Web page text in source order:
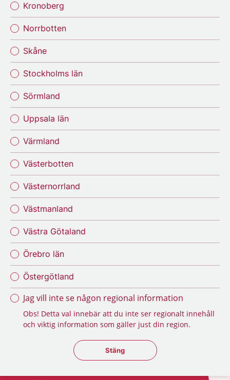
Kronoberg
Norrbotten
Skåne
Stockholms län
Sörmland
Uppsala län
Värmland
Västerbotten
Västernorrland
Västmanland
Västra Götaland
Örebro län
Östergötland
Jag vill inte se någon regional information
Obs! Detta val innebär att du inte ser regionalt innehåll
och viktig information som gäller just din region.
Stäng regionsväljaren
Stäng